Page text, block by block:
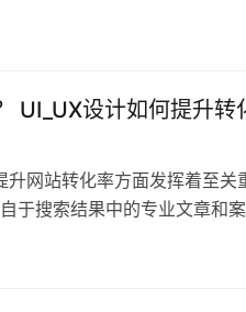
UI_UX设计如何提升转
网站转化率方面发挥着至关
于搜索结果中的专业文章和案